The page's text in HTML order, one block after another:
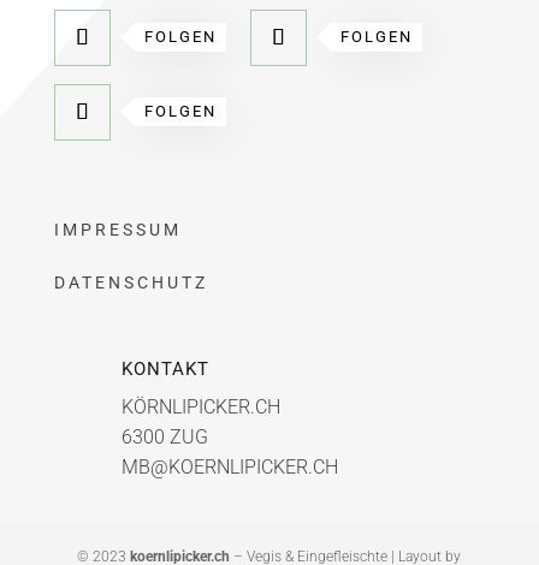
FOLGEN FOLGEN
FOLGEN
IMPRESSUM
DATENSCHUTZ
KONTAKT
KÖRNLIPICKER.CH
6300 ZUG
MB@KOERNLIPICKER.CH
© 2023 koernlipicker.ch – Vegis & Eingefleischte | Layout by